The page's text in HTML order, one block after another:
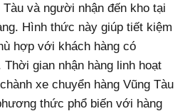
và người nhận đến kho tại
Hình thức này giúp tiết kiệm
hợp với khách hàng có
gian nhận hàng linh hoạt
xe chuyển hàng Vũng Tàu
thức phổ biến với hàng